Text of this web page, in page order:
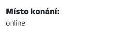
Místo konání:
online